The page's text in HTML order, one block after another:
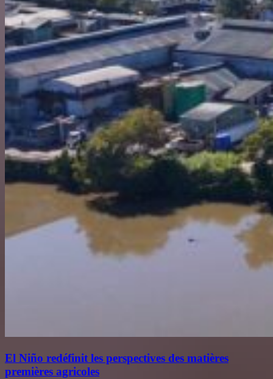
El Niño redéfinit les perspectives des matières
premières agricoles